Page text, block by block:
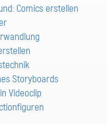
Comics erstellen
Storyboards
Videoclip